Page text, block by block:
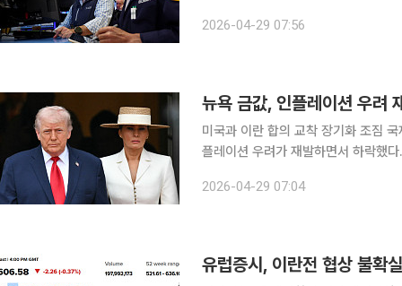
스(S&P)500지수는 35.11포인트
2026-04-29 07:56
뉴욕 금값, 인플레이션 우려
미국과 이란 합의 교착 장기화 조짐
플레이션 우려가 재발하면서 하락했다. 28일(현지시간) CNBC방송에 따르면 금 현물 가격은
가격도 2.3% 내리면서 온스당
2026-04-29 07:04
유럽증시, 이란전 협상 불확